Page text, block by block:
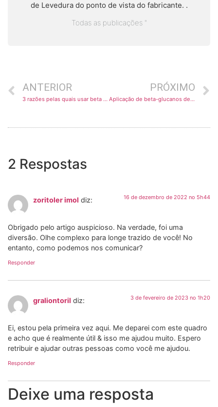
de Levedura do ponto de vista do fabricante. .
Todas as publicações "
ANTERIOR
3 razões pelas quais usar beta glucano de levedura na nutrição de peixes
PRÓXIMO
Aplicação de beta-glucanos de levedura na indústria avícola
2 Respostas
zoritoler imol diz: 16 de dezembro de 2022 no 5h44
Obrigado pelo artigo auspicioso. Na verdade, foi uma
diversão. Olhe complexo para longe trazido de você! No
entanto, como podemos nos comunicar?
Responder
graliontoril diz: 3 de fevereiro de 2023 no 1h20
Ei, estou pela primeira vez aqui. Me deparei com este quadro
e acho que é realmente útil & isso me ajudou muito. Espero
retribuir e ajudar outras pessoas como você me ajudou.
Responder
Deixe uma resposta